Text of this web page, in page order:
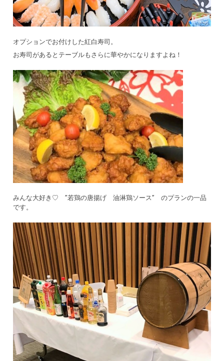
オプションでお付けした紅白寿司。
お寿司があるとテーブルもさらに華やかになりますよね！
みんな大好き♡ ”若鶏の唐揚げ 油淋鶏ソース” のプランの一品
です。